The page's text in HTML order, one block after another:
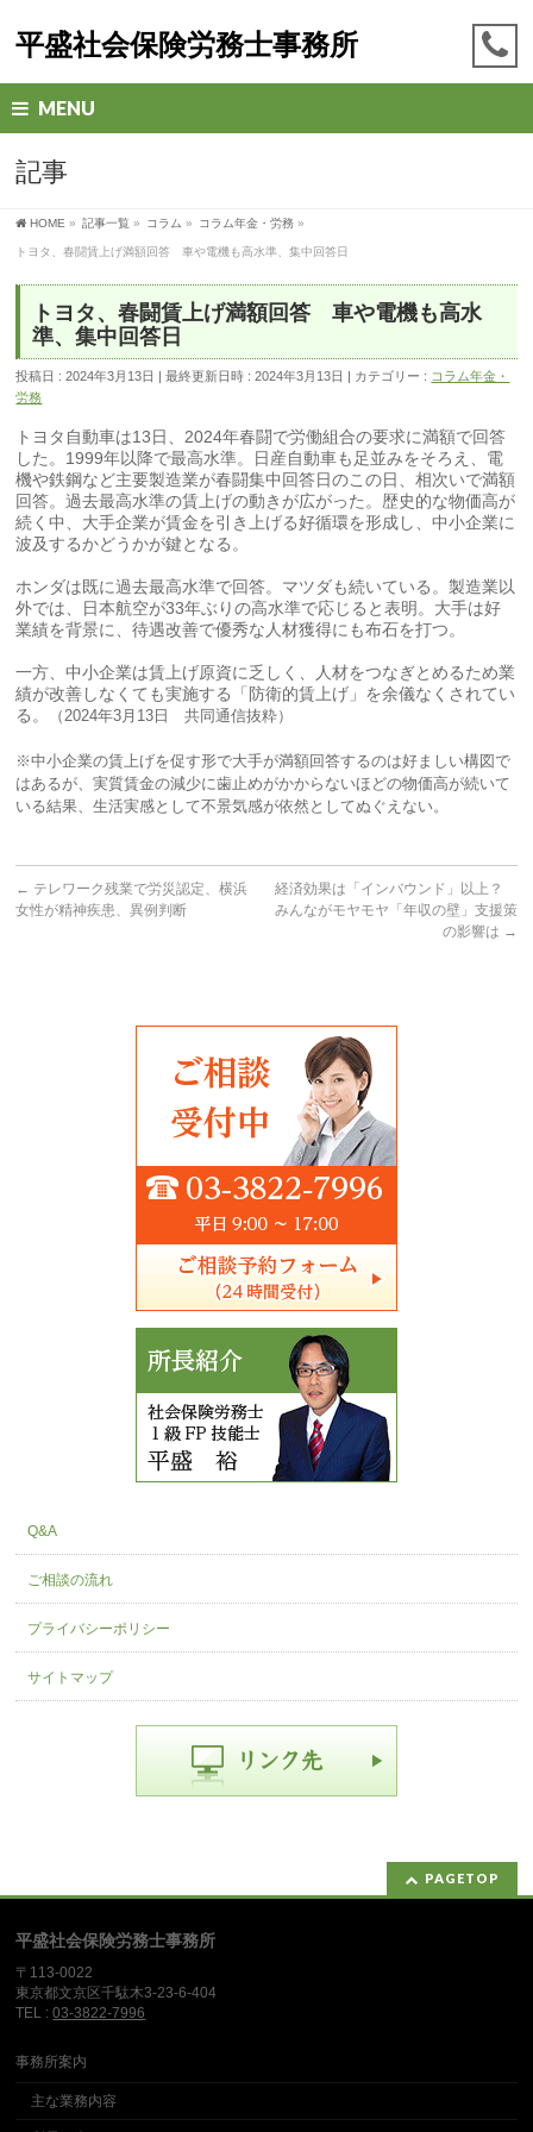
平盛社会保険労務士事務所
MENU
記事
HOME » 記事一覧 » コラム » コラム年金・労務 »
トヨタ、春闘賃上げ満額回答 車や電機も高水準、集中回答日
トヨタ、春闘賃上げ満額回答 車や電機も高水
準、集中回答日
投稿日 : 2024年3月13日 最終更新日時 : 2024年3月13日 カテゴリー : コラム年金・
労務
トヨタ自動車は13日、2024年春闘で労働組合の要求に満額で回答
した。1999年以降で最高水準。日産自動車も足並みをそろえ、電
機や鉄鋼など主要製造業が春闘集中回答日のこの日、相次いで満額
回答。過去最高水準の賃上げの動きが広がった。歴史的な物価高が
続く中、大手企業が賃金を引き上げる好循環を形成し、中小企業に
波及するかどうかが鍵となる。
ホンダは既に過去最高水準で回答。マツダも続いている。製造業以
外では、日本航空が33年ぶりの高水準で応じると表明。大手は好
業績を背景に、待遇改善で優秀な人材獲得にも布石を打つ。
一方、中小企業は賃上げ原資に乏しく、人材をつなぎとめるため業
績が改善しなくても実施する「防衛的賃上げ」を余儀なくされてい
る。
（2024年3月13日 共同通信抜粋）
※中小企業の賃上げを促す形で大手が満額回答するのは好ましい構図で
はあるが、実質賃金の減少に歯止めがかからないほどの物価高が続いて
いる結果、生活実感として不景気感が依然としてぬぐえない。
← テレワーク残業で労災認定、横浜
女性が精神疾患、異例判断
経済効果は「インバウンド」以上？
みんながモヤモヤ「年収の壁」支援策
の影響は →
Q&A
ご相談の流れ
プライバシーポリシー
サイトマップ
PAGETOP
平盛社会保険労務士事務所
〒113-0022
東京都文京区千駄木3-23-6-404
TEL :03-3822-7996
事務所案内
主な業務内容